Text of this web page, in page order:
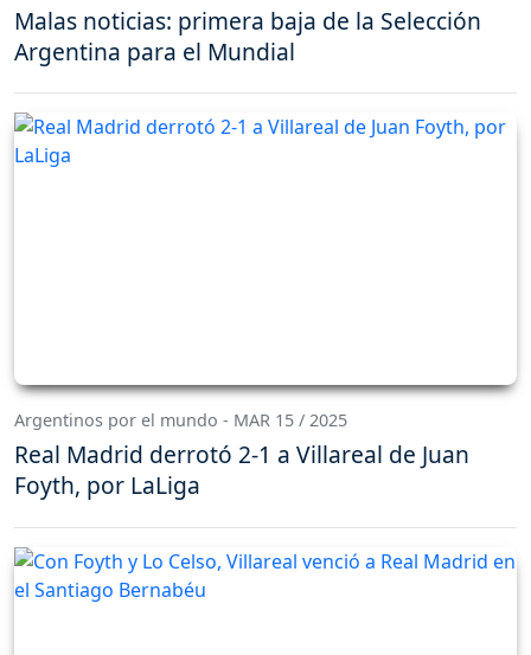
Malas noticias: primera baja de la Selección
Argentina para el Mundial
Argentinos por el mundo - MAR 15 / 2025
Real Madrid derrotó 2-1 a Villareal de Juan
Foyth, por LaLiga